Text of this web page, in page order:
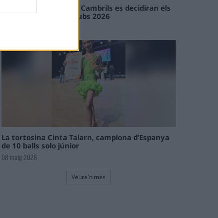
En les tirades de Flix i Cambrils es decidiran els
campions de l’Interclubs 2026
La tortosina Cinta Talarn, campiona d’Espanya
de 10 balls solo júnior
08 maig 2026
Veure'n més